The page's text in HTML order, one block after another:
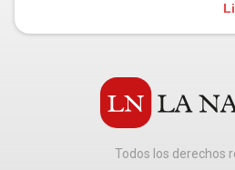
Todos los derechos